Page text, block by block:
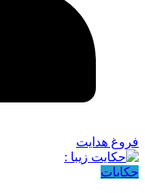
فروغ هدایت
حکایات